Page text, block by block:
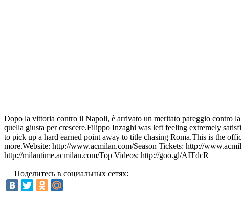
Dopo la vittoria contro il Napoli, è arrivato un meritato pareggio contro
quella giusta per crescere.Filippo Inzaghi was left feeling extremely
to pick up a hard earned point away to title chasing Roma.This is the
more.Website: http://www.acmilan.com/Season Tickets: http://
http://milantime.acmilan.com/Top Videos: http://goo.gl/AITdcR
Поделитесь в социальных сетях: